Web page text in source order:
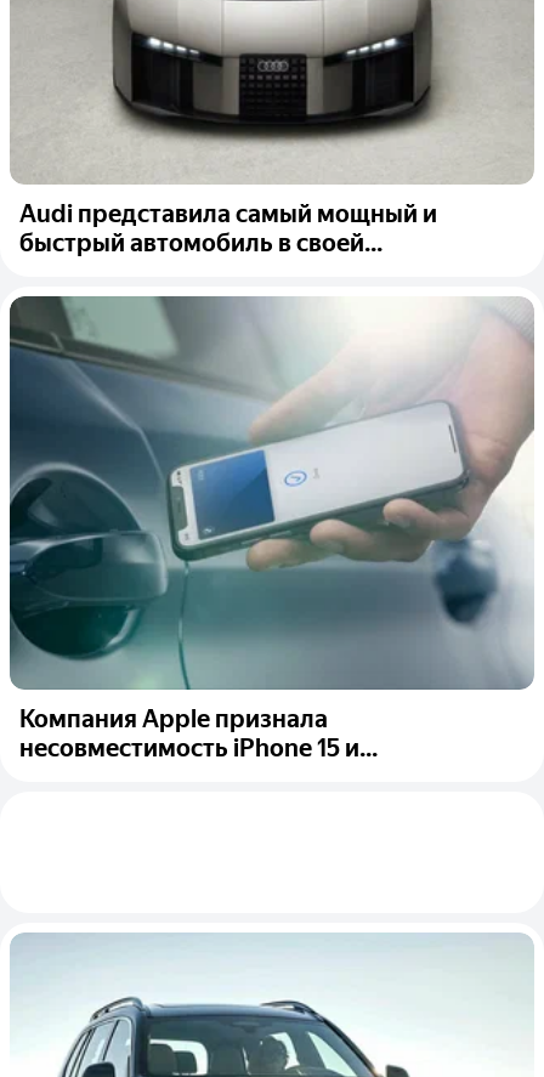
Audi представила самый мощный и
быстрый автомобиль в своей...
Компания Apple признала
несовместимость iPhone 15 и...